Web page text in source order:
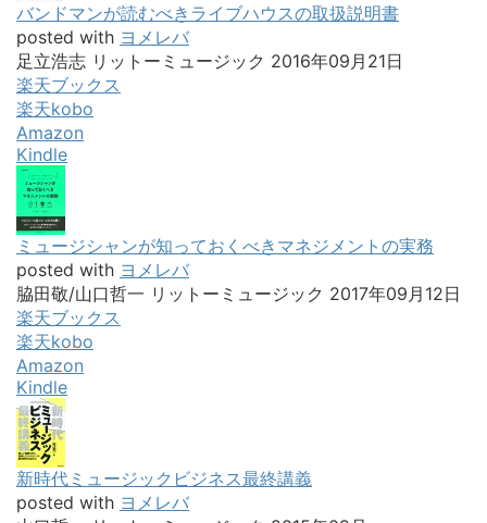
バンドマンが読むべきライブハウスの取扱説明書
posted with ヨメレバ
足立浩志 リットーミュージック 2016年09月21日
楽天ブックス
楽天kobo
Amazon
Kindle
ミュージシャンが知っておくべきマネジメントの実務
posted with ヨメレバ
脇田敬/山口哲一 リットーミュージック 2017年09月12日
楽天ブックス
楽天kobo
Amazon
Kindle
新時代ミュージックビジネス最終講義
posted with ヨメレバ